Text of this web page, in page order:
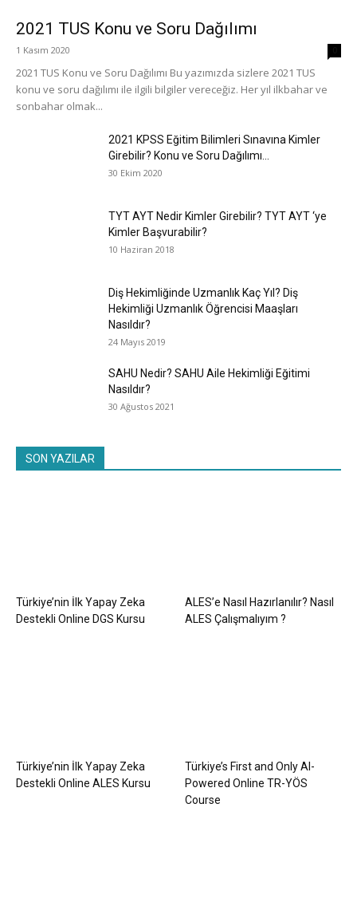
2021 TUS Konu ve Soru Dağılımı
1 Kasım 2020
2021 TUS Konu ve Soru Dağılımı Bu yazımızda sizlere 2021 TUS
konu ve soru dağılımı ile ilgili bilgiler vereceğiz. Her yıl ilkbahar ve
sonbahar olmak...
2021 KPSS Eğitim Bilimleri Sınavına Kimler
Girebilir? Konu ve Soru Dağılımı...
30 Ekim 2020
TYT AYT Nedir Kimler Girebilir? TYT AYT ‘ye
Kimler Başvurabilir?
10 Haziran 2018
Diş Hekimliğinde Uzmanlık Kaç Yıl? Diş
Hekimliği Uzmanlık Öğrencisi Maaşları
Nasıldır?
24 Mayıs 2019
SAHU Nedir? SAHU Aile Hekimliği Eğitimi
Nasıldır?
30 Ağustos 2021
SON YAZILAR
Türkiye’nin İlk Yapay Zeka
Destekli Online DGS Kursu
ALES’e Nasıl Hazırlanılır? Nasıl
ALES Çalışmalıyım ?
Türkiye’nin İlk Yapay Zeka
Destekli Online ALES Kursu
Türkiye’s First and Only AI-
Powered Online TR-YÖS
Course